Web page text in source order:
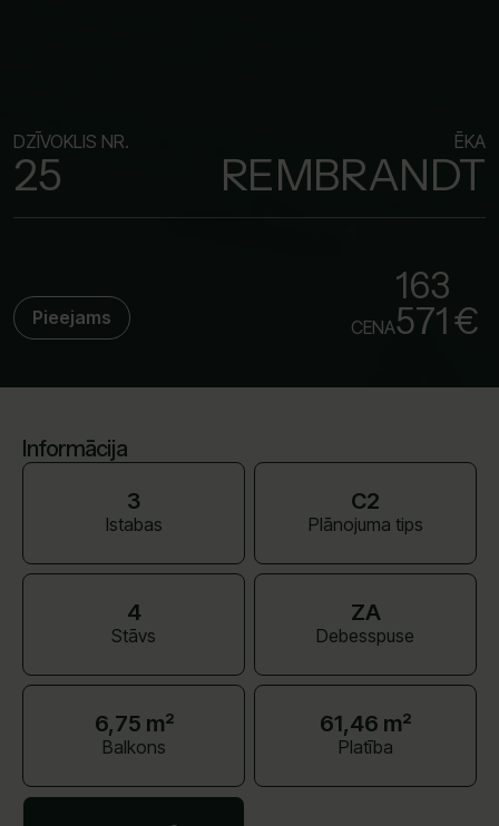
DZĪVOKLIS NR.
25
ĒKA
REMBRANDT
Pieejams CENA
163
571 €
Informācija
3
Istabas
C2
Plānojuma tips
4
Stāvs
ZA
Debesspuse
6,75 m²
Balkons
61,46 m²
Platība